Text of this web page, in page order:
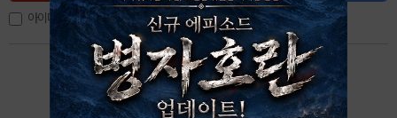
아이디, 이메일 저장
아이디 / 비밀번호 찾기 회원가입